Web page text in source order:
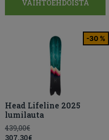
VAIHTOEHDOISTA
-30 %
Head Lifeline 2025
lumilauta
439,00€
307,30€